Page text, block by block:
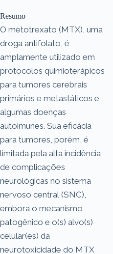
Resumo
O metotrexato (MTX), uma
droga antifolato, é
amplamente utilizado em
protocolos quimioterápicos
para tumores cerebrais
primários e metastáticos e
algumas doenças
autoimunes. Sua eficácia
para tumores, porém, é
limitada pela alta incidência
de complicações
neurológicas no sistema
nervoso central (SNC),
embora o mecanismo
patogênico e o(s) alvo(s)
celular(es) da
neurotoxicidade do MTX